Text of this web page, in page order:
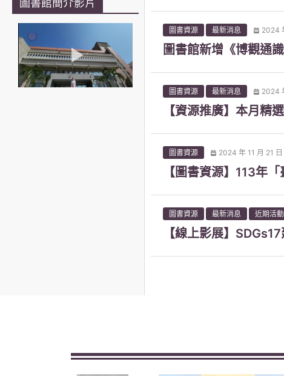
圖書館簡介影片
圖書資源 最新消息 2024
圖書館新增《博觀通
圖書資源 最新消息 2024
【資源推廣】本月精
圖書資源 2024 年 11 月 21 日
【圖書資源】113年
圖書資源 最新消息 近期活動
【線上影展】